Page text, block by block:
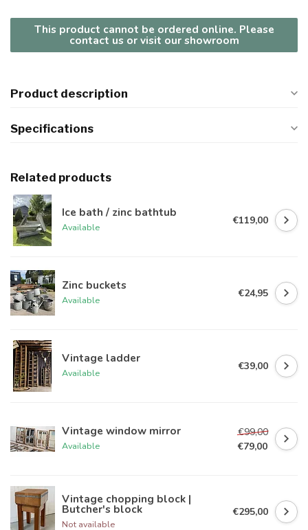
This product cannot be ordered online. Please
contact us or visit our showroom
Product description
Specifications
Related products
Ice bath / zinc bathtub
Available
€119,00
Zinc buckets
Available
€24,95
Vintage ladder
Available
€39,00
Vintage window mirror
Available
€99,00
€79,00
Vintage chopping block |
Butcher's block
Not available
€295,00